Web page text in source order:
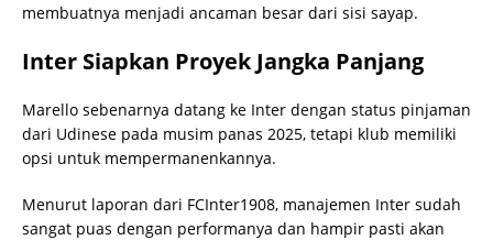
membuatnya menjadi ancaman besar dari sisi sayap.
Inter Siapkan Proyek Jangka Panjang
Marello sebenarnya datang ke Inter dengan status pinjaman
dari Udinese pada musim panas 2025, tetapi klub memiliki
opsi untuk mempermanenkannya.
Menurut laporan dari FCInter1908, manajemen Inter sudah
sangat puas dengan performanya dan hampir pasti akan